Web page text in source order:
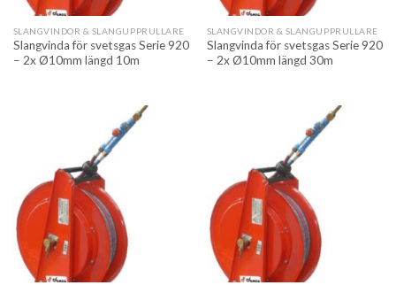
SLANGVINDOR & SLANGUPPRULLARE
Slangvinda för svetsgas Serie 920
– 2x Ø10mm längd 10m
SLANGVINDOR & SLANGUPPRULLARE
Slangvinda för svetsgas Serie 920
– 2x Ø10mm längd 30m